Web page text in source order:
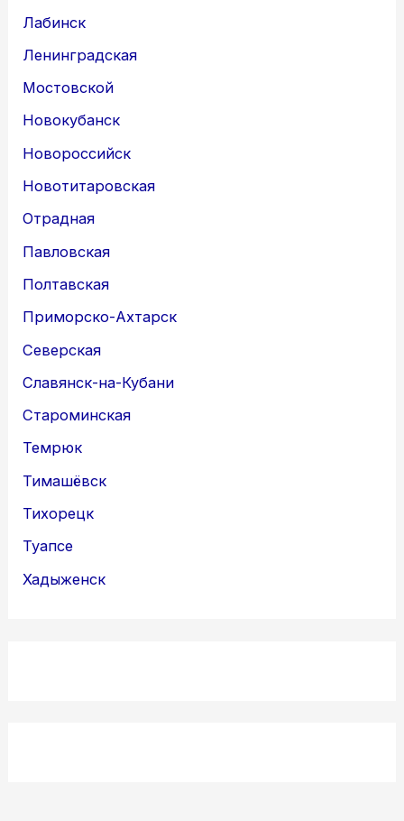
Лабинск
Ленинградская
Мостовской
Новокубанск
Новороссийск
Новотитаровская
Отрадная
Павловская
Полтавская
Приморско-Ахтарск
Северская
Славянск-на-Кубани
Староминская
Темрюк
Тимашёвск
Тихорецк
Туапсе
Хадыженск